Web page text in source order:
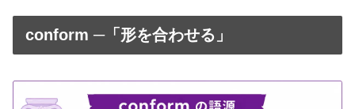
conform ─「形を合わせる」